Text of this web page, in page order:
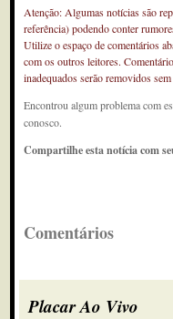
Atenção: Algumas notícias são
referência) podendo conter
Utilize o espaço de comentários
com os outros leitores.
inadequados serão removidos
Encontrou algum problema com
conosco.
Compartilhe esta notícia com
Comentários
Placar Ao Vivo